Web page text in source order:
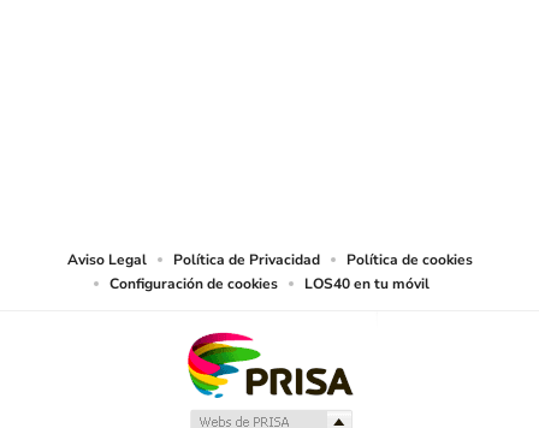
Aviso Legal Política de Privacidad
Política de cookies
Configuración de cookies
LOS40 en tu móvil